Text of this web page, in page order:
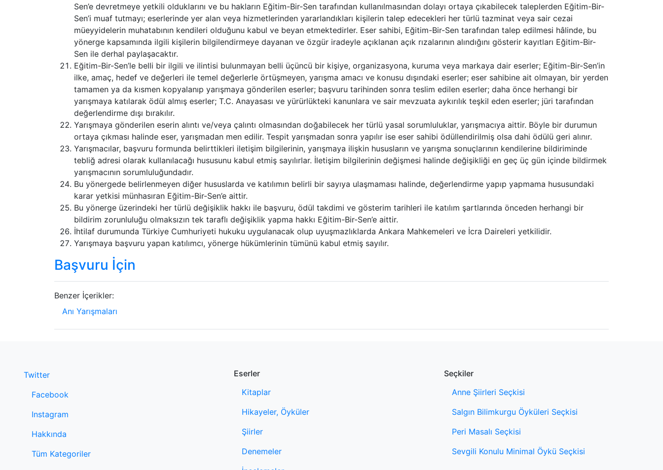
Sen’e devretmeye yetkili olduklarını ve bu hakların Eğitim-Bir-Sen tarafından kullanılmasından dolayı ortaya çıkabilecek taleplerden Eğitim-Bir-
Sen’i muaf tutmayı; eserlerinde yer alan veya hizmetlerinden yararlandıkları kişilerin talep edecekleri her türlü tazminat veya sair cezai
müeyyidelerin muhatabının kendileri olduğunu kabul ve beyan etmektedirler. Eser sahibi, Eğitim-Bir-Sen tarafından talep edilmesi hâlinde, bu
yönerge kapsamında ilgili kişilerin bilgilendirmeye dayanan ve özgür iradeyle açıklanan açık rızalarının alındığını gösterir kayıtları Eğitim-Bir-
Sen ile derhal paylaşacaktır.
Eğitim-Bir-Sen’le belli bir ilgili ve ilintisi bulunmayan belli üçüncü bir kişiye, organizasyona, kuruma veya markaya dair eserler; Eğitim-Bir-Sen’in
ilke, amaç, hedef ve değerleri ile temel değerlerle örtüşmeyen, yarışma amacı ve konusu dışındaki eserler; eser sahibine ait olmayan, bir yerden
tamamen ya da kısmen kopyalanıp yarışmaya gönderilen eserler; başvuru tarihinden sonra teslim edilen eserler; daha önce herhangi bir
yarışmaya katılarak ödül almış eserler; T.C. Anayasası ve yürürlükteki kanunlara ve sair mevzuata aykırılık teşkil eden eserler; jüri tarafından
değerlendirme dışı bırakılır.
Yarışmaya gönderilen eserin alıntı ve/veya çalıntı olmasından doğabilecek her türlü yasal sorumluluklar, yarışmacıya aittir. Böyle bir durumun
ortaya çıkması halinde eser, yarışmadan men edilir. Tespit yarışmadan sonra yapılır ise eser sahibi ödüllendirilmiş olsa dahi ödülü geri alınır.
Yarışmacılar, başvuru formunda belirttikleri iletişim bilgilerinin, yarışmaya ilişkin hususların ve yarışma sonuçlarının kendilerine bildiriminde
tebliğ adresi olarak kullanılacağı hususunu kabul etmiş sayılırlar. İletişim bilgilerinin değişmesi halinde değişikliği en geç üç gün içinde bildirmek
yarışmacının sorumluluğundadır.
Bu yönergede belirlenmeyen diğer hususlarda ve katılımın belirli bir sayıya ulaşmaması halinde, değerlendirme yapıp yapmama hususundaki
karar yetkisi münhasıran Eğitim-Bir-Sen’e aittir.
Bu yönerge üzerindeki her türlü değişiklik hakkı ile başvuru, ödül takdimi ve gösterim tarihleri ile katılım şartlarında önceden herhangi bir
bildirim zorunluluğu olmaksızın tek taraflı değişiklik yapma hakkı Eğitim-Bir-Sen’e aittir.
İhtilaf durumunda Türkiye Cumhuriyeti hukuku uygulanacak olup uyuşmazlıklarda Ankara Mahkemeleri ve İcra Daireleri yetkilidir.
Yarışmaya başvuru yapan katılımcı, yönerge hükümlerinin tümünü kabul etmiş sayılır.
Başvuru İçin
Benzer İçerikler:
Anı Yarışmaları
Twitter
Facebook
Instagram
Hakkında
Tüm Kategoriler
Eserler
Kitaplar
Hikayeler, Öyküler
Şiirler
Denemeler
Seçkiler
Anne Şiirleri Seçkisi
Salgın Bilimkurgu Öyküleri Seçkisi
Peri Masalı Seçkisi
Sevgili Konulu Minimal Öykü Seçkisi